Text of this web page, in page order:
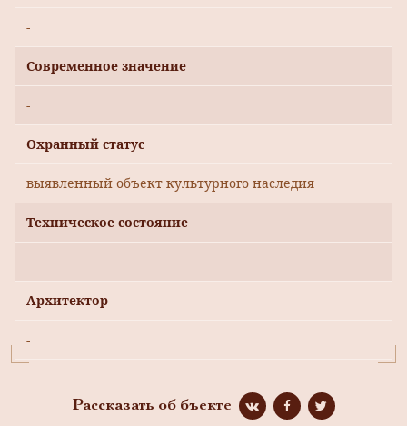
-
Современное значение
-
Охранный статус
выявленный объект культурного наследия
Техническое состояние
-
Архитектор
-
Рассказать об бъекте